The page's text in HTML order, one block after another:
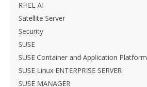
RHEL AI
Satellite Server
Security
SUSE
SUSE Container and Application Platform
SUSE Linux ENTERPRISE SERVER
SUSE MANAGER